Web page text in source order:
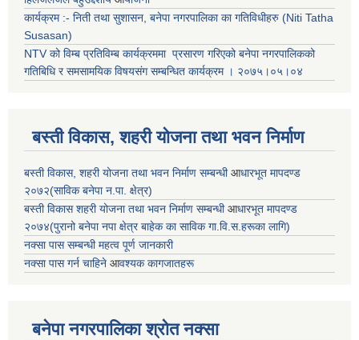
कार्यक्रम :- निती तथा सुशासन, बनेपा नगरपालिका का गतिविधीहरु (Niti Tatha
Susasan)
NTV को विम्ब प्रतिविम्ब कार्यक्रममा प्रसारण गरिएकोबनेपा नगरपालिकको
गतिबिधि र समसामयिक विषयसंग सम्बन्धित कार्यक्रम । २०७५।०५।०४
बस्ती विकास, शहरी योजना तथा भवन निर्माण
बस्ती विकास, शहरी योजना तथा भवन निर्माण सम्बन्धीआधारभूत मापदण्ड
२०७२(साविक बनेपा न.पा. क्षेत्र)
बस्ती विकास शहरी योजना तथा भवन निर्माण सम्बन्धीआधारभूत मापदण्ड
२०७४(पुरानो बनेपा नपा क्षेत्र बाहेक का साविक गा.वि.स.हरूका लागि)
नक्सा पास सम्बन्धी महत्व पूर्ण जानकारी
नक्सा पास गर्न चाहिने आवश्यक कागजातहरू
बनेपा नगरपालिका श्रोत नक्सा